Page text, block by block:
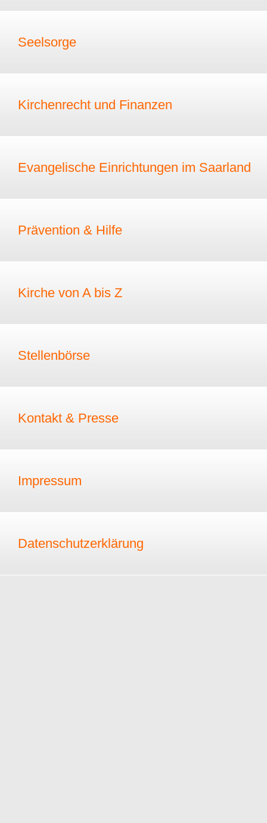
Seelsorge
Kirchenrecht und Finanzen
Evangelische Einrichtungen im Saarland
Prävention & Hilfe
Kirche von A bis Z
Stellenbörse
Kontakt & Presse
Impressum
Datenschutzerklärung